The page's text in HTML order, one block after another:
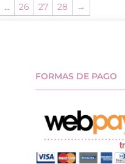
… 26 27 28 →
FORMAS DE PAGO